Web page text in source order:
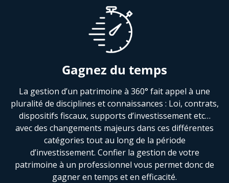
Gagnez du temps
La gestion d’un patrimoine à 360° fait appel à une
pluralité de disciplines et connaissances : Loi, contrats,
dispositifs fiscaux, supports d’investissement etc…
avec des changements majeurs dans ces différentes
catégories tout au long de la période
d’investissement. Confier la gestion de votre
patrimoine à un professionnel vous permet donc de
gagner en temps et en efficacité.